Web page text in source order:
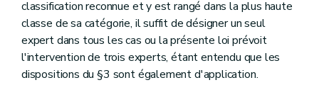
classification reconnue et y est rangé dans la plus haute
classe de sa catégorie, il suffit de désigner un seul
expert dans tous les cas ou la présente loi prévoit
l'intervention de trois experts, étant entendu que les
dispositions du §3 sont également d'application.